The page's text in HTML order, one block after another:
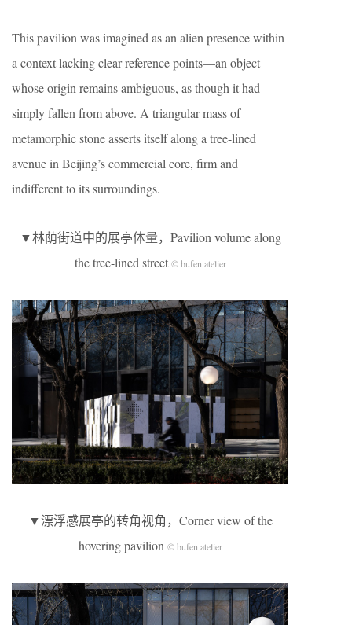
This pavilion was imagined as an alien presence within
a context lacking clear reference points—an object
whose origin remains ambiguous, as though it had
simply fallen from above. A triangular mass of
metamorphic stone asserts itself along a tree-lined
avenue in Beijing’s commercial core, firm and
indifferent to its surroundings.
▼林荫街道中的展亭体量，Pavilion volume along
the tree-lined street © bufen atelier
▼漂浮感展亭的转角视角，Corner view of the
hovering pavilion © bufen atelier